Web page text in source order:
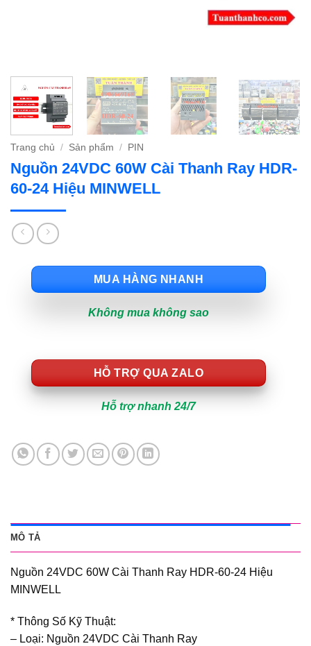
Trang chủ / Sản phẩm / PIN
Nguồn 24VDC 60W Cài Thanh Ray HDR-
60-24 Hiệu MINWELL
MUA HÀNG NHANH
Không mua không sao
HỖ TRỢ QUA ZALO
Hỗ trợ nhanh 24/7
MÔ TẢ
Nguồn 24VDC 60W Cài Thanh Ray HDR-60-24 Hiệu
MINWELL
* Thông Số Kỹ Thuật:
– Loại: Nguồn 24VDC Cài Thanh Ray